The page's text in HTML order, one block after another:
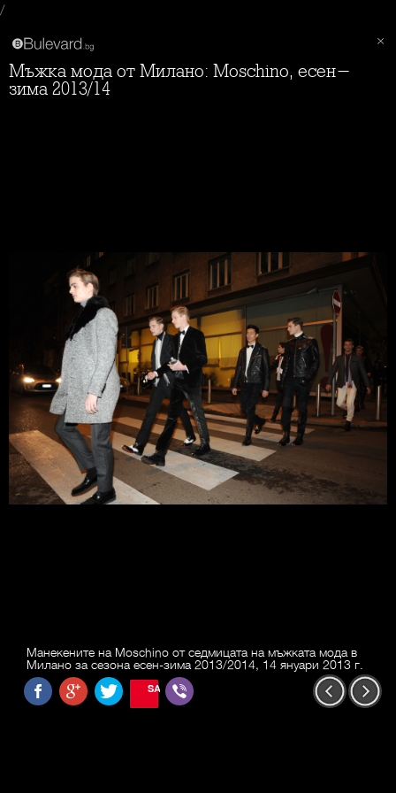
/
Мъжка мода от Милано: Moschino, есен-
зима 2013/14
Манекените на Moschino от седмицата на мъжката мода в
Милано за сезона есен-зима 2013/2014, 14 януари 2013 г.
SAVE